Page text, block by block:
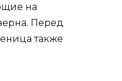
на
Перед
также